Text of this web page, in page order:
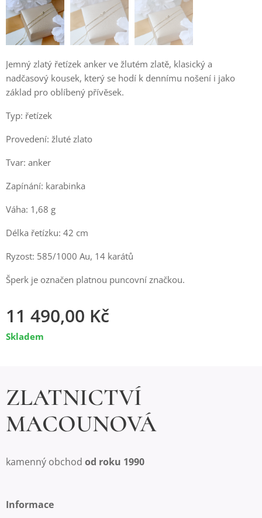
Jemný zlatý řetízek anker ve žlutém zlatě, klasický a
nadčasový kousek, který se hodí k dennímu nošení i jako
základ pro oblíbený přívěsek.
Typ: řetízek
Provedení: žluté zlato
Tvar: anker
Zapínání: karabinka
Váha: 1,68 g
Délka řetízku: 42 cm
Ryzost: 585/1000 Au, 14 karátů
Šperk je označen platnou puncovní značkou.
11 490,00 Kč
Skladem
ZLATNICTVÍ
MACOUNOVÁ
kamenný obchod od roku 1990
Informace